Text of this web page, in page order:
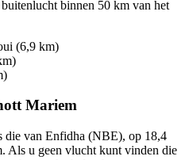
binnen 50 km van het
(6,9 km)
Mariem
die van Enfidha (NBE), op 18,4
Als u geen vlucht kunt vinden die